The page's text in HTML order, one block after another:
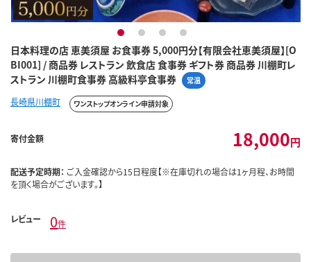
日本料理の店 恵美須屋 お食事券 5,000円分【有限会社恵美須屋】[O
BI001] / 商品券 レストラン 飲食店 食事券 ギフト券 商品券 川棚町レ
ストラン 川棚町食事券 高級料亭食事券
常温
1 2 3 4
長崎県川棚町 ワンストップオンライン申請対象
寄付金額 18,000円
配送予定時期： ご入金確認から15日程度【※在庫切れの場合は1ヶ月程、お時間
を頂く場合がございます。】
レビュー 0件